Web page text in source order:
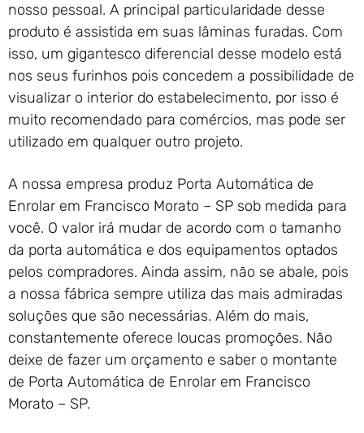
nosso pessoal. A principal particularidade desse
produto é assistida em suas lâminas furadas. Com
isso, um gigantesco diferencial desse modelo está
nos seus furinhos pois concedem a possibilidade de
visualizar o interior do estabelecimento, por isso é
muito recomendado para comércios, mas pode ser
utilizado em qualquer outro projeto.
A nossa empresa produz Porta Automática de
Enrolar em Francisco Morato – SP sob medida para
você. O valor irá mudar de acordo com o tamanho
da porta automática e dos equipamentos optados
pelos compradores. Ainda assim, não se abale, pois
a nossa fábrica sempre utiliza das mais admiradas
soluções que são necessárias. Além do mais,
constantemente oferece loucas promoções. Não
deixe de fazer um orçamento e saber o montante
de Porta Automática de Enrolar em Francisco
Morato – SP.